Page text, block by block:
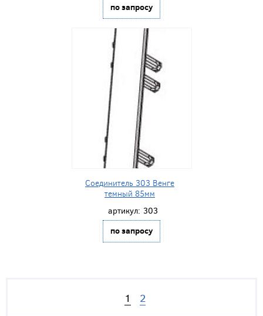
по запросу
Соединитель 303 Венге
темный 85мм
артикул: 303
по запросу
1 2